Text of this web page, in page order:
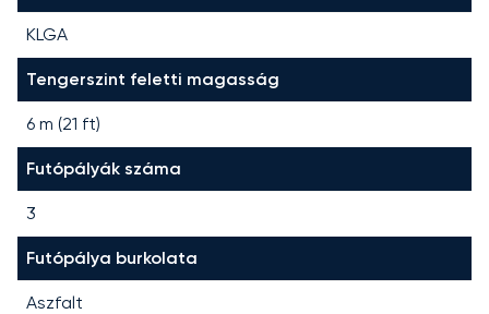
KLGA
Tengerszint feletti magasság
6 m (21 ft)
Futópályák száma
3
Futópálya burkolata
Aszfalt